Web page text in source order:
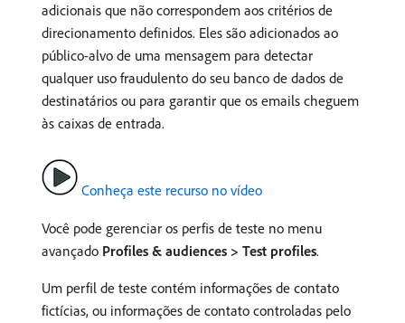
adicionais que não correspondem aos critérios de
direcionamento definidos. Eles são adicionados ao
público-alvo de uma mensagem para detectar
qualquer uso fraudulento do seu banco de dados de
destinatários ou para garantir que os emails cheguem
às caixas de entrada.
Conheça este recurso no vídeo
Você pode gerenciar os perfis de teste no menu
avançado Profiles & audiences > Test profiles.
Um perfil de teste contém informações de contato
fictícias, ou informações de contato controladas pelo